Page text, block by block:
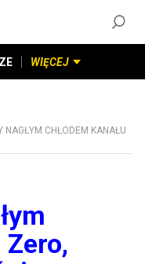
WIĘCEJ
CHŁODEM KANAŁU
Zero,